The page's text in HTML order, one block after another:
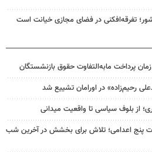
تفرقه‌افکنی در فضای مجازی خیانت است
پرداخت مابه‌التفاوت حقوق بازنشستگان
رحیم‌زاده» در اورامان تشییع شد
از بلوف سیاسی تا واقعیت میدانی
پنج اعدامی؛ تلاش برای بخشش در آخرین شب